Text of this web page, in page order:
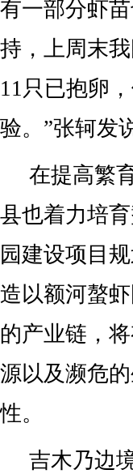
有一部分虾
持，上周末
11只已抱卵
验。”张轲发
在提高繁
县也着力培
园建设项目
造以额河螯
的产业链，
源以及濒危
性。
吉木乃边